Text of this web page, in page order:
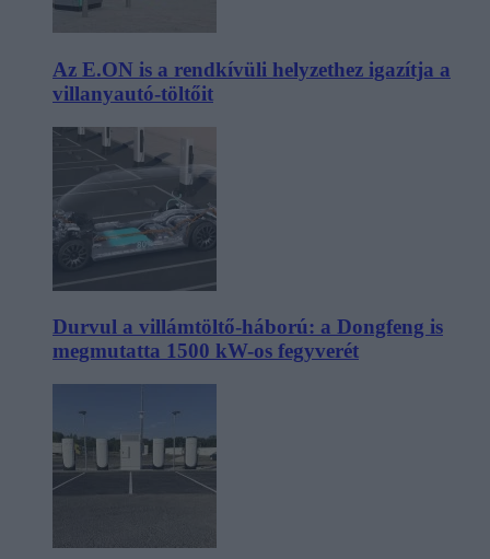
Az E.ON is a rendkívüli helyzethez igazítja a
villanyautó-töltőit
Durvul a villámtöltő-háború: a Dongfeng is
megmutatta 1500 kW-os fegyverét